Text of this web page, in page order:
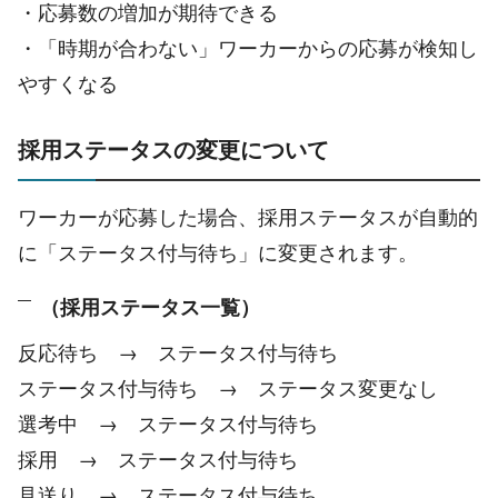
・応募数の増加が期待できる
・「時期が合わない」ワーカーからの応募が検知し
やすくなる
採用ステータスの変更について
ワーカーが応募した場合、採用ステータスが自動的
に「ステータス付与待ち」に変更されます。
（採用ステータス一覧）
反応待ち → ステータス付与待ち
ステータス付与待ち → ステータス変更なし
選考中 → ステータス付与待ち
採用 → ステータス付与待ち